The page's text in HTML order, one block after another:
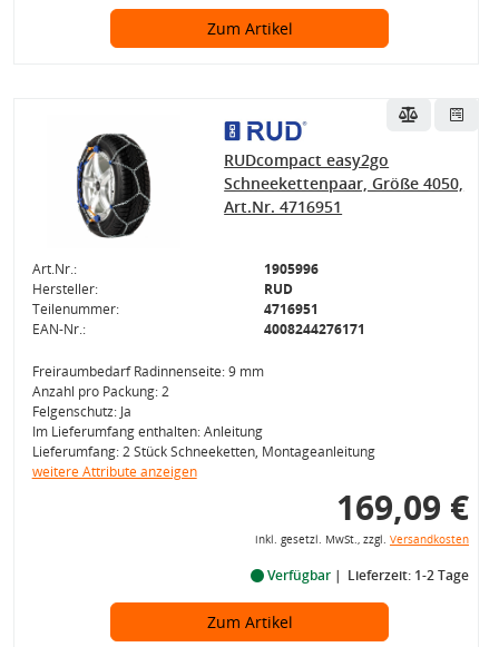
Zum Artikel
RUDcompact easy2go
Schneekettenpaar, Größe 4050,
Art.Nr. 4716951
Art.Nr.:
1905996
Hersteller:
RUD
Teilenummer:
4716951
EAN-Nr.:
4008244276171
Freiraumbedarf Radinnenseite: 9 mm
Anzahl pro Packung: 2
Felgenschutz: Ja
Im Lieferumfang enthalten: Anleitung
Lieferumfang: 2 Stück Schneeketten, Montageanleitung
weitere Attribute anzeigen
169,09 €
inkl. gesetzl. MwSt., zzgl. Versandkosten
Verfügbar Lieferzeit: 1-2 Tage
Zum Artikel